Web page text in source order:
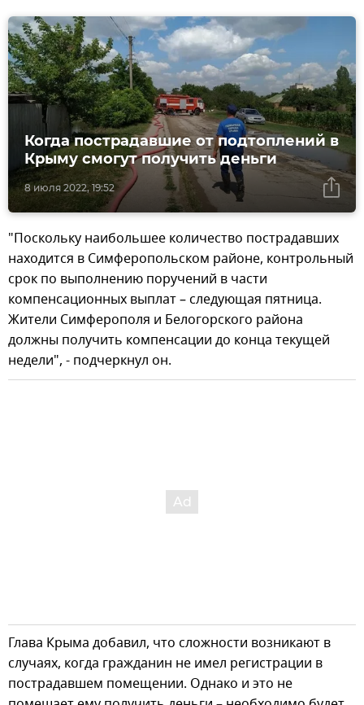
8 июля 2022, 19:52
Когда пострадавшие от подтоплений в
Крыму смогут получить деньги
"Поскольку наибольшее количество пострадавших
находится в Симферопольском районе, контрольный
срок по выполнению поручений в части
компенсационных выплат – следующая пятница.
Жители Симферополя и Белогорского района
должны получить компенсации до конца текущей
недели", - подчеркнул он.
Глава Крыма добавил, что сложности возникают в
случаях, когда гражданин не имел регистрации в
пострадавшем помещении. Однако и это не